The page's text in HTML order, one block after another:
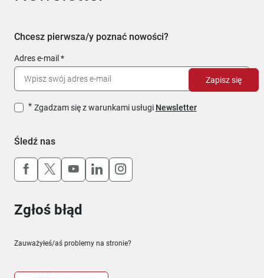
Chcesz pierwsza/y poznać nowości?
Adres e-mail
Zgadzam się z warunkami usługi Newsletter
Zapisz się
Śledź nas
Uwaga, link otworzy się w nowym oknie
Uwaga, link otworzy się w nowym oknie
Uwaga, link otworzy się w nowym
Uwaga, link otworzy się w
Uwaga, link otworzy się w
Zgłoś błąd
Zauważyłeś/aś problemy na stronie?